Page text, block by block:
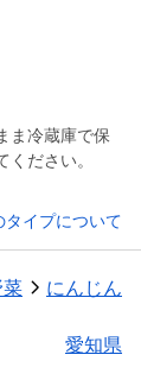
ま冷蔵庫で保
ださい。
タイプについて
菜 にんじん
愛知県